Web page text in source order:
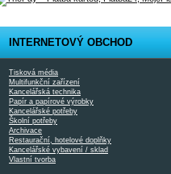
INTERNETOVÝ OBCHOD
Tisková média
Multifunkční zařízení
Kancelářská technika
Papír a papírové výrobky
Kancelářské potřeby
Školní potřeby
Archivace
Restaurační, hotelové doplňky
Kancelářské vybavení / sklad
Vlastní tvorba